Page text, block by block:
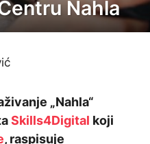
Nahla
„Nahla“
Skills4Digital koji
, raspisuje